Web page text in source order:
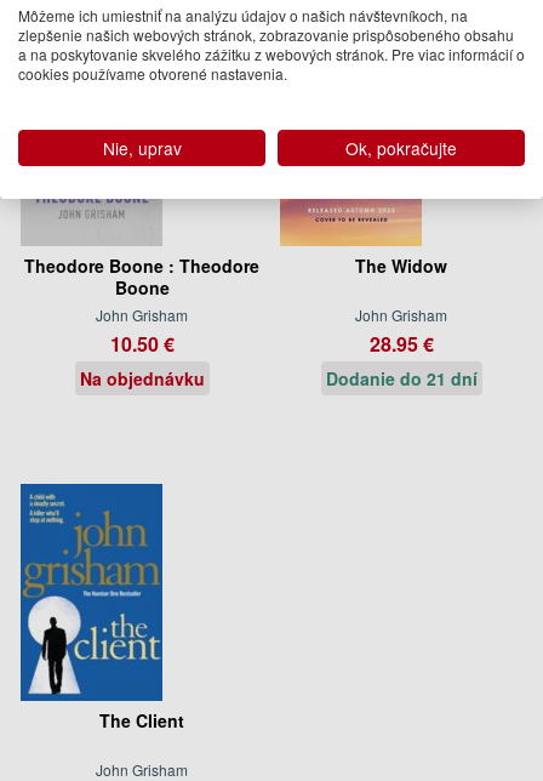
Theodore Boone : Theodore
Boone
John Grisham
10.50 €
Na objednávku
The Widow
John Grisham
28.95 €
Dodanie do 21 dní
The Client
John Grisham
Môžeme ich umiestniť na analýzu údajov o našich návštevníkoch, na
zlepšenie našich webových stránok, zobrazovanie prispôsobeného obsahu
a na poskytovanie skvelého zážitku z webových stránok. Pre viac informácií o
cookies používame otvorené nastavenia.
Nie, uprav Ok, pokračujte